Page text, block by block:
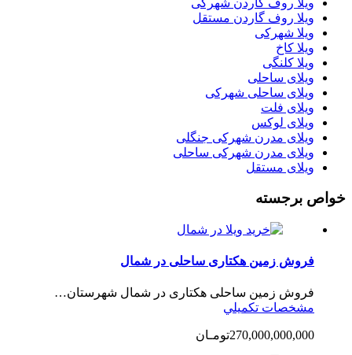
ویلا روف گاردن شهرکی
ویلا روف گاردن مستقل
ویلا شهرکی
ویلا کاخ
ویلا کلنگی
ویلای ساحلی
ویلای ساحلی شهرکی
ویلای فلت
ویلای لوکس
ویلای مدرن شهرکی جنگلی
ویلای مدرن شهرکی ساحلی
ویلای مستقل
خواص برجسته
فروش زمین هکتاری ساحلی در شمال
فروش زمین ساحلی هکتاری در شمال شهرستان…
مشخصات تكميلي
270,000,000,000تومـان